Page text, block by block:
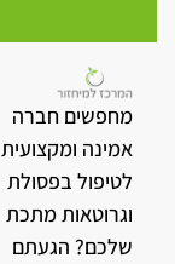
מחפשים חברה
אמינה ומקצועית
לטיפול בפסולת
וגרוטאות מתכת
שלכם? הגעתם